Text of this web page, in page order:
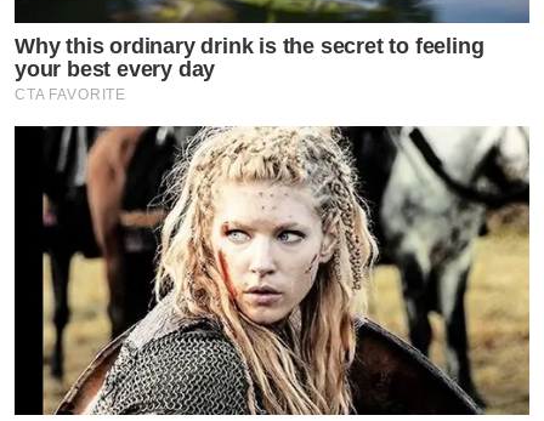
Why this ordinary drink is the secret to feeling
your best every day
CTA FAVORITE